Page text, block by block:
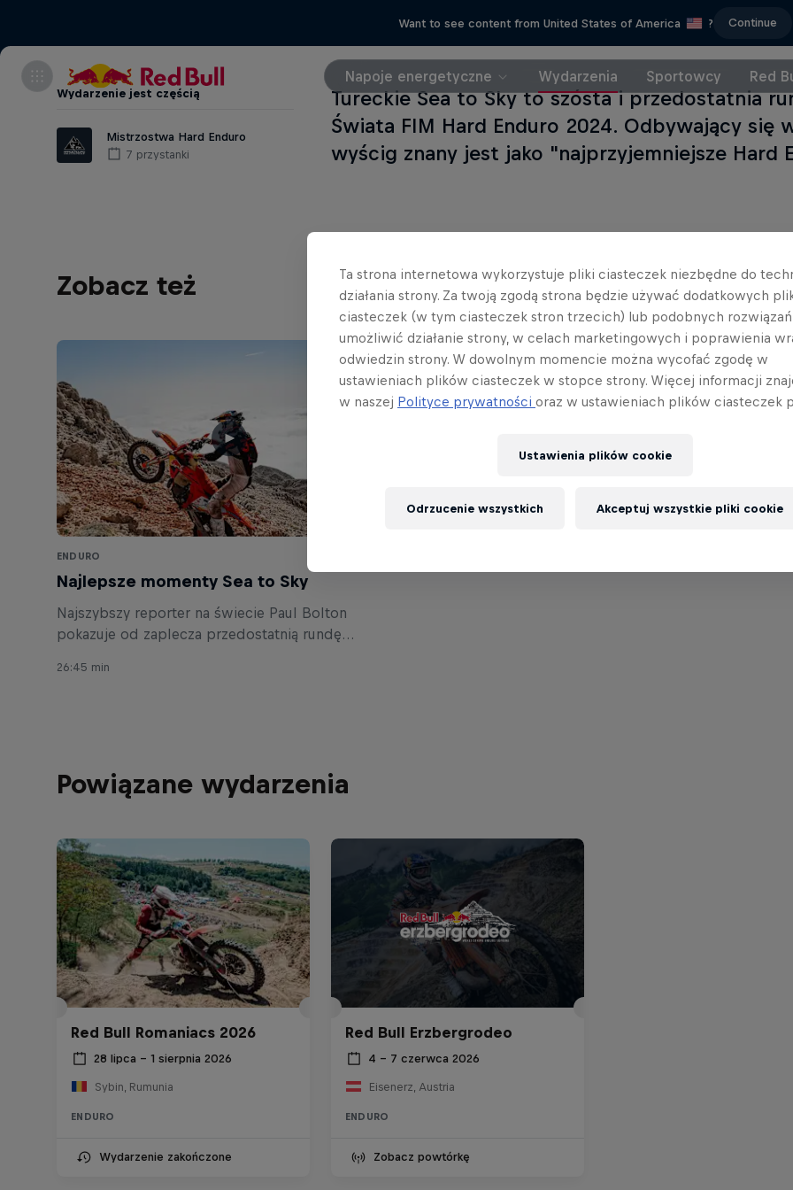
Want to see content from United States of America ? Continue
Napoje energetyczne Wydarzenia Sportowcy Red
Wydarzenie jest częścią
Mistrzostwa Hard Enduro
7 przystanki
Tureckie Sea to Sky to szósta i przedostatnia
Świata FIM Hard Enduro 2024. Odbywający się
wyścig znany jest jako "najprzyjemniejsze Hard
Zobacz też
ENDURO
Najlepsze momenty Sea to Sky
Najszybszy reporter na świecie Paul Bolton
pokazuje od zaplecza przedostatnią rundę
26:45 min
Powiązane wydarzenia
Red Bull Romaniacs 2026
28 lipca – 1 sierpnia 2026
Sybin, Rumunia
ENDURO
Wydarzenie zakończone
Red Bull Erzbergrodeo
4 – 7 czerwca 2026
Eisenerz, Austria
ENDURO
Zobacz powtórkę
Ta strona internetowa wykorzystuje pliki ciasteczek niezbędne do
działania strony. Za twoją zgodą strona będzie używać dodatkowych
ciasteczek (w tym ciasteczek stron trzecich) lub podobnych
umożliwić działanie strony, w celach marketingowych i poprawienia
odwiedzin strony. W dowolnym momencie można wycofać zgodę w
ustawieniach plików ciasteczek w stopce strony. Więcej informacji
w naszej Polityce prywatności oraz w ustawieniach plików ciasteczek
Ustawienia plików cookie
Odrzucenie wszystkich Akceptuj wszystkie pliki cookie